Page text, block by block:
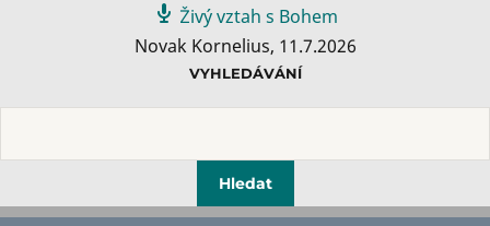
Živý vztah s Bohem
Novak Kornelius, 11.7.2026
VYHLEDÁVÁNÍ